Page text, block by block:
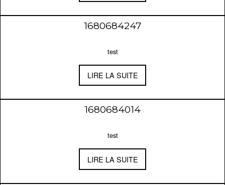
1680684247
test
LIRE LA SUITE
1680684014
test
LIRE LA SUITE